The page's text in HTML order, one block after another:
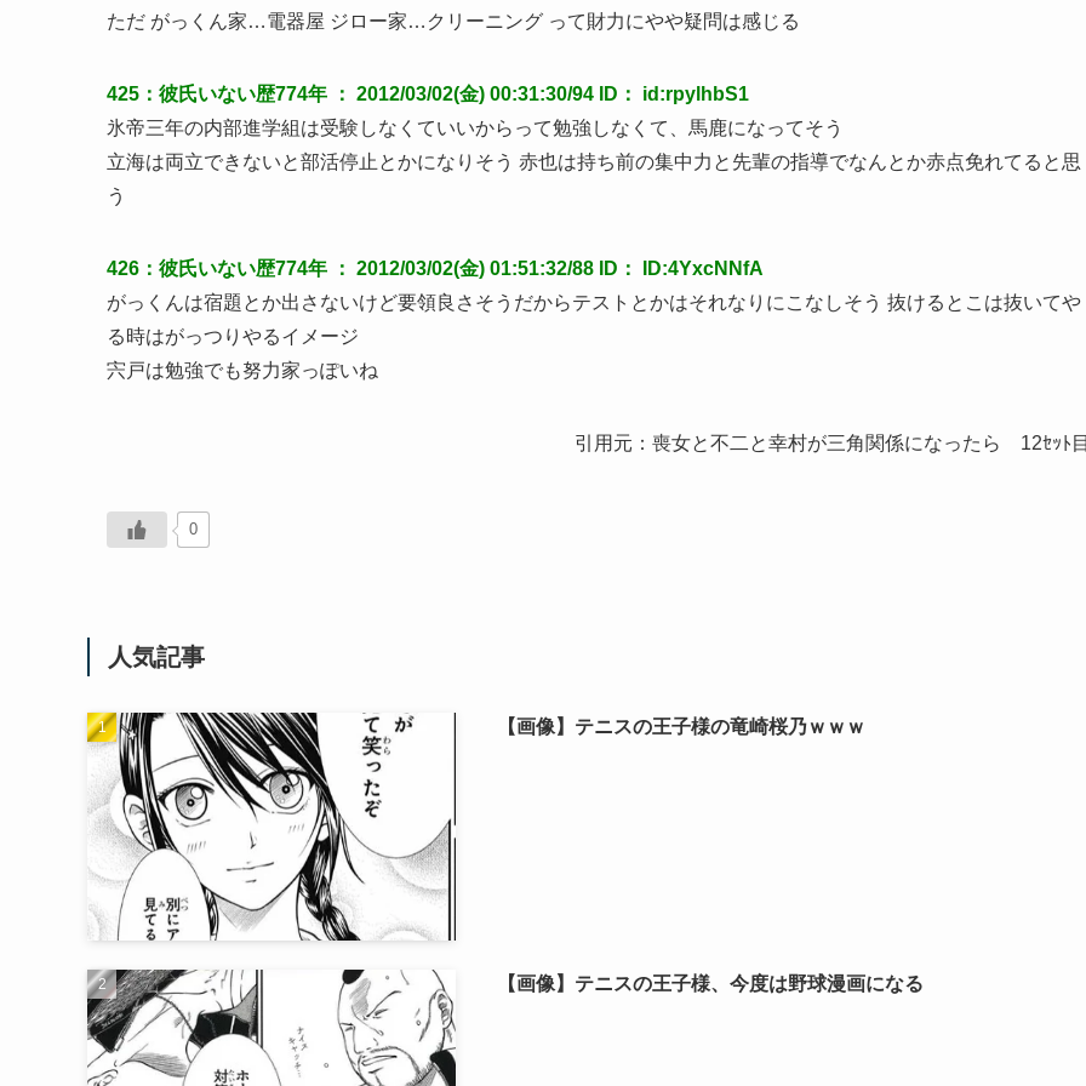
ただ がっくん家…電器屋 ジロー家…クリーニング って財力にやや疑問は感じる
425：彼氏いない歴774年 ： 2012/03/02(金) 00:31:30/94 ID： id:rpylhbS1
氷帝三年の内部進学組は受験しなくていいからって勉強しなくて、馬鹿になってそう
立海は両立できないと部活停止とかになりそう 赤也は持ち前の集中力と先輩の指導でなんとか赤点免れてると思
う
426：彼氏いない歴774年 ： 2012/03/02(金) 01:51:32/88 ID： ID:4YxcNNfA
がっくんは宿題とか出さないけど要領良さそうだからテストとかはそれなりにこなしそう 抜けるとこは抜いてや
る時はがっつりやるイメージ
宍戸は勉強でも努力家っぽいね
引用元：喪女と不二と幸村が三角関係になったら 12ｾｯﾄ
0
人気記事
【画像】テニスの王子様の竜崎桜乃ｗｗｗ
【画像】テニスの王子様、今度は野球漫画になる